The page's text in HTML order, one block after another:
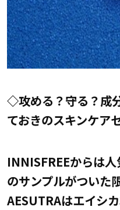
◇攻める？守る？成
ておきのスキンケア
INNISFREEからは
のサンプルがついた
AESUTRAはエイシ